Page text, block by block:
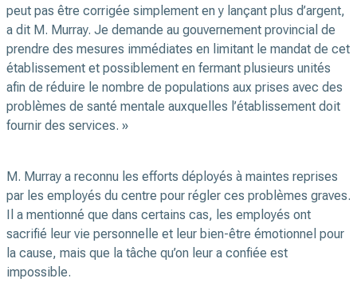
peut pas être corrigée simplement en y lançant plus d’argent,
a dit M. Murray. Je demande au gouvernement provincial de
prendre des mesures immédiates en limitant le mandat de cet
établissement et possiblement en fermant plusieurs unités
afin de réduire le nombre de populations aux prises avec des
problèmes de santé mentale auxquelles l’établissement doit
fournir des services. »
M. Murray a reconnu les efforts déployés à maintes reprises
par les employés du centre pour régler ces problèmes graves.
Il a mentionné que dans certains cas, les employés ont
sacrifié leur vie personnelle et leur bien-être émotionnel pour
la cause, mais que la tâche qu’on leur a confiée est
impossible.